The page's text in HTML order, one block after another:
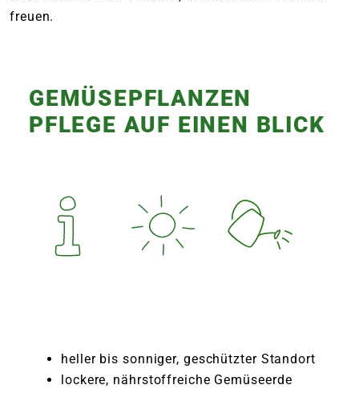
freuen.
GEMÜSEPFLANZEN
PFLEGE AUF EINEN BLICK
heller bis sonniger, geschützter Standort
lockere, nährstoffreiche Gemüseerde